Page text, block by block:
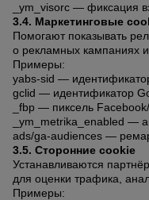
_ym_visorc — фиксация
3.4. Маркетинговые
Помогают показывать
о рекламных кампаниях и
Примеры:
yabs-sid —
gclid — идентификатор
_fbp — пиксель
_ym_metrika_enabled —
ads/ga-audiences —
3.5. Сторонние cookie
Устанавливаются
для оценки трафика,
Примеры: